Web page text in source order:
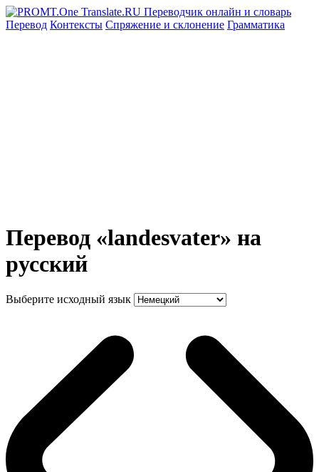
Перевод Контексты Спряжение и склонение Грамматика
Перевод «landesvater» на
русский
Выберите исходный язык